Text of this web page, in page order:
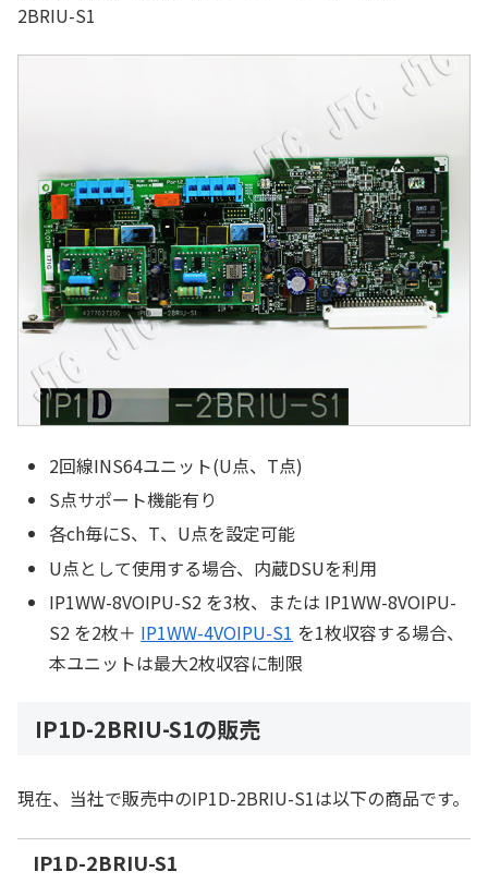
2BRIU-S1
2回線INS64ユニット(U点、T点)
S点サポート機能有り
各ch毎にS、T、U点を設定可能
U点として使用する場合、内蔵DSUを利用
IP1WW-8VOIPU-S2 を3枚、または IP1WW-8VOIPU-
S2 を2枚＋ IP1WW-4VOIPU-S1 を1枚収容する場合、
本ユニットは最大2枚収容に制限
IP1D-2BRIU-S1の販売
現在、当社で販売中のIP1D-2BRIU-S1は以下の商品です。
IP1D-2BRIU-S1